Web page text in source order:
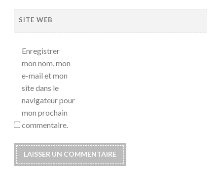
SITE WEB
Enregistrer
mon nom, mon
e-mail et mon
site dans le
navigateur pour
mon prochain
commentaire.